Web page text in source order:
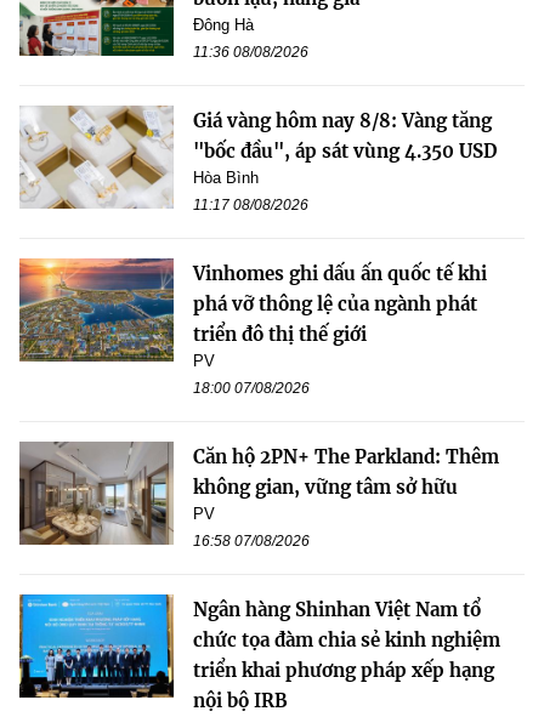
Đông Hà
11:36 08/08/2026
Giá vàng hôm nay 8/8: Vàng tăng
"bốc đầu", áp sát vùng 4.350 USD
Hòa Bình
11:17 08/08/2026
Vinhomes ghi dấu ấn quốc tế khi
phá vỡ thông lệ của ngành phát
triển đô thị thế giới
PV
18:00 07/08/2026
Căn hộ 2PN+ The Parkland: Thêm
không gian, vững tâm sở hữu
PV
16:58 07/08/2026
Ngân hàng Shinhan Việt Nam tổ
chức tọa đàm chia sẻ kinh nghiệm
triển khai phương pháp xếp hạng
nội bộ IRB